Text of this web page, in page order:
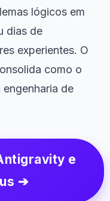
lógicos em
dias de
experientes. O
como o
de
e
➔